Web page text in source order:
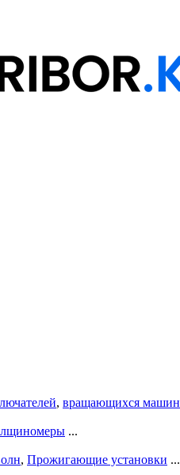
, вращающихся машин
...
, Прожигающие установки ...